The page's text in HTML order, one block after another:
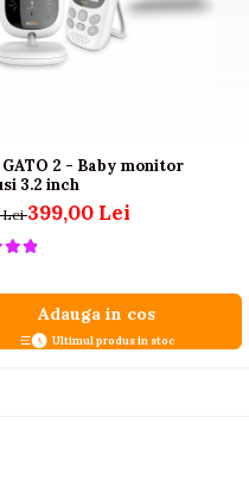
GATO 2 - Baby monitor
3.2 inch
Lei399,00 Lei
Adauga in cos
Ultimul produs in stoc